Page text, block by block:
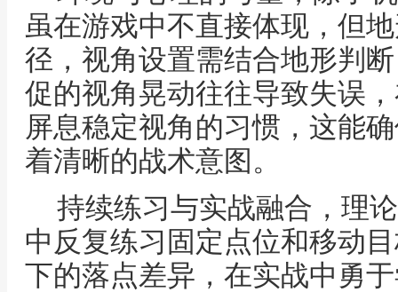
虽在游戏中不直接体现，但
径，视角设置需结合地形判
促的视角晃动往往导致失误
屏息稳定视角的习惯，这能
着清晰的战术意图。
持续练习与实战融合，理
中反复练习固定点位和移动
下的落点差异，在实战中勇